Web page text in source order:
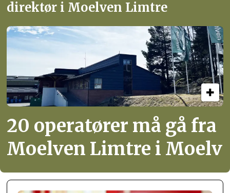
direktør i Moelven Limtre
20 operatører må gå fra
Moelven Limtre i Moelv